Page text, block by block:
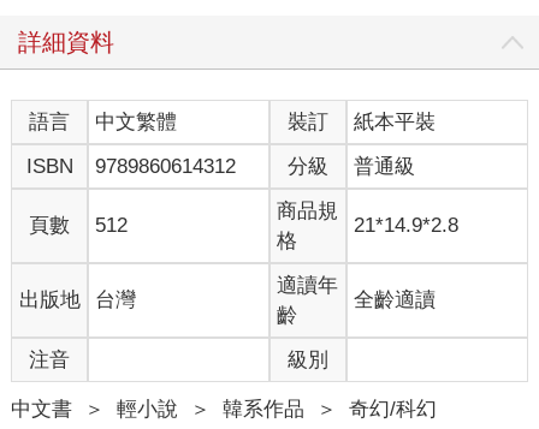
三種方法》，簡稱《滅活法》。
從國中三年級開始，我就一直在追這部小說。不論是在我被壞學
生盯上，受到排擠的時候；在我搞砸了大學入學考試，只能就讀
偏僻的三流大學的時候；在我被那該死的隨機抽籤，分配到前線
邊防部隊服役的時候；甚至在我不斷離職，只能在大企業的子公
司裡當個短聘員工的現在也是……
作者的話：感謝您一直以來對《滅活法》的支持。我們在後記中
啊，原來還有後記啊。下一話就真的是最後了嗎？
從我幼年的尾聲直到長大成人，足足超過十年的大長征。一個世
界邁向結局的空虛感，和終於見證那個世界終章的充實感混雜交
織。我點開最後一話的留言視窗，刪改了好幾次才寫下留言。
詳細資料
語言 中文繁體 裝訂
紙本平裝
ISBN
9789860614312 分級 普通級
頁數 512
商品規
格
21*14.9*2.8
出版地 台灣
適讀年
齡
全齡適讀
注音 級別
中文書 ＞ 輕小說 ＞ 韓系作品 ＞ 奇幻/科幻